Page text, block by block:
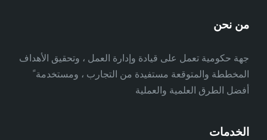
من نحن
جهة حكومية تعمل على قيادة وإدارة العمل ، وتحقيق الأهداف
المخططة والمتوقعة مستفيدة من التجارب ، ومستخدمة ً
أفضل الطرق العلمية والعملية
الخدمات